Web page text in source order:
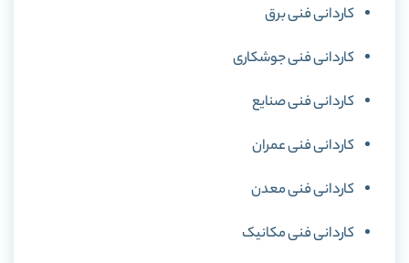
کاردانی فنی برق
کاردانی فنی جوشکاری
کاردانی فنی صنایع
کاردانی فنی عمران
کاردانی فنی معدن
کاردانی فنی مکانیک